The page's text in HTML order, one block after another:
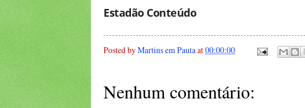
Estadão Conteúdo
Posted byMartins em Pautaat00:00:00
Nenhum comentário: